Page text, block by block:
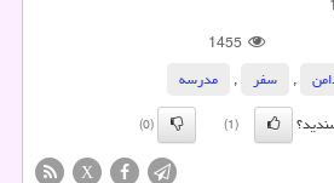
1455
, سفر ,
مدرسه
(1)
(0)
X